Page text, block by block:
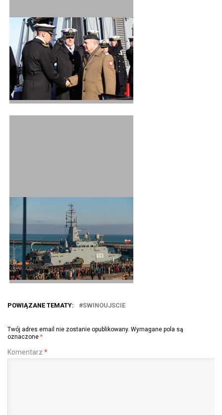
POWIĄZANE TEMATY: SWINOUJSCIE
Twój adres email nie zostanie opublikowany. Wymagane pola są
oznaczone *
Komentarz *